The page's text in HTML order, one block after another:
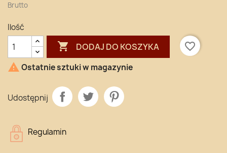
Brutto
Ilość
 DODAJ DO KOSZYKA
favorite_border
 Ostatnie sztuki w magazynie
Udostępnij
Regulamin